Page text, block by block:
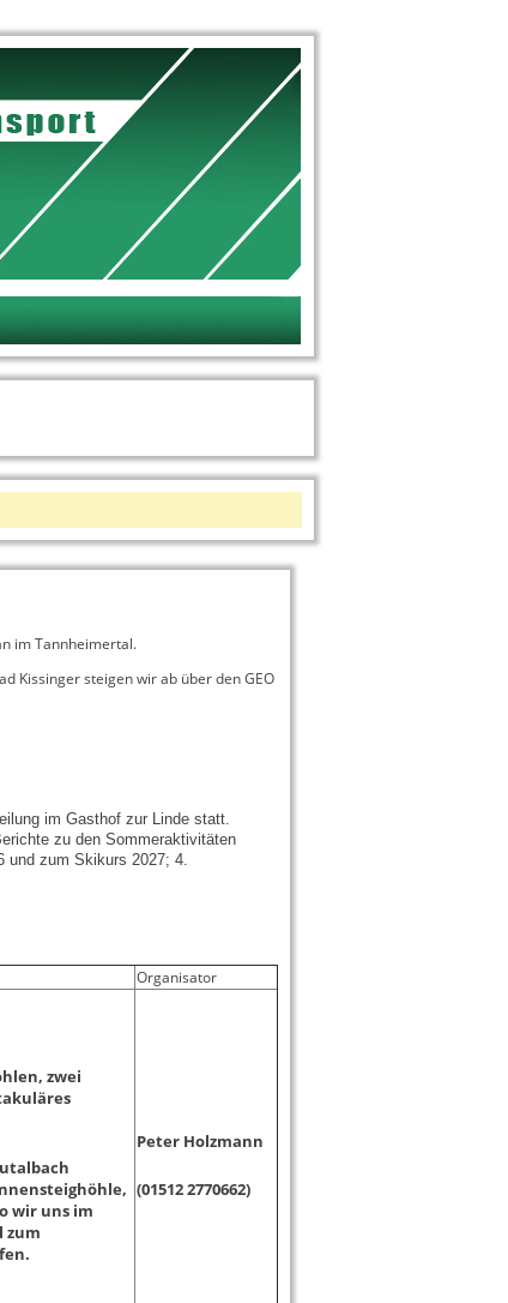
im Tannheimertal.
Kissinger steigen wir ab über den GEO
im Gasthof zur Linde statt.
zu den Sommeraktivitäten
und zum Skikurs 2027; 4.
Organisator
zwei
wir uns im
zum
Peter Holzmann
(01512 2770662)